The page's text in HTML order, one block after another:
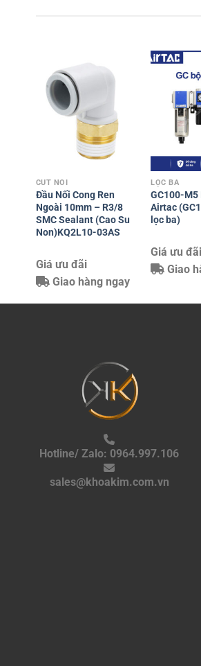
CÚT NỐI
Đầu Nối Cong Ren
Ngoài 10mm – R3/8
SMC Sealant (Cao Su
Non)KQ2L10-03AS
Giá ưu đãi
Giao hàng ngay
LỌC BA
GC100-M5
Airtac
lọc ba)
Giá ưu đãi
Giao
Hotline/ Zalo: 0964.997.106
sales@khoakim.com.vn